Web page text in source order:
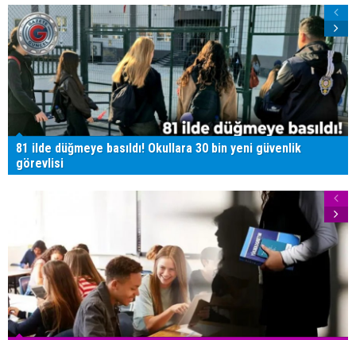
81 ilde düğmeye basıldı! Okullara 30 bin yeni güvenlik
görevlisi